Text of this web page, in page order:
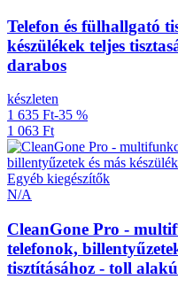
Telefon és fülhallgató
készülékek teljes
darabos
készleten
1 635 Ft-35 %
1 063 Ft
Egyéb kiegészítők
N/A
CleanGone Pro -
telefonok,
tisztításához - toll alakú